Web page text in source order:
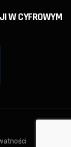
W CYFROWYM